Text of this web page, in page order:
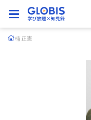
楠 正憲